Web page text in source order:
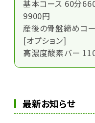
基本コース 60分
9900円
産後の骨盤締めコ
[オプション]
高濃度酸素バー
最新お知らせ